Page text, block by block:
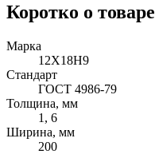
Коротко о товаре
Марка
12Х18Н9
Стандарт
ГОСТ 4986-79
Толщина, мм
1, 6
Ширина, мм
200